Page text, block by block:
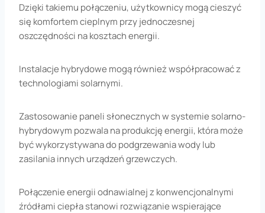
Dzięki takiemu połączeniu, użytkownicy mogą cieszyć
się komfortem cieplnym przy jednoczesnej
oszczędności na kosztach energii.
Instalacje hybrydowe mogą również współpracować z
technologiami solarnymi.
Zastosowanie paneli słonecznych w systemie solarno-
hybrydowym pozwala na produkcję energii, która może
być wykorzystywana do podgrzewania wody lub
zasilania innych urządzeń grzewczych.
Połączenie energii odnawialnej z konwencjonalnymi
źródłami ciepła stanowi rozwiązanie wspierające